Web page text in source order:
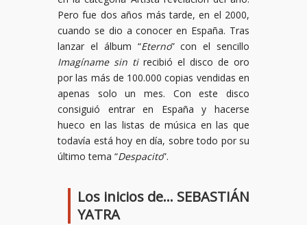
Pero fue dos años más tarde, en el 2000,
cuando se dio a conocer en España. Tras
lanzar el álbum “Eterno” con el sencillo
Imagíname sin tirecibió el disco de oro
por las más de 100.000 copias vendidas en
apenas solo un mes. Con este disco
consiguió entrar en España y hacerse
hueco en las listas de música en las que
todavía está hoy en día, sobre todo por su
último tema “Despacito”.
Los inicios de… SEBASTIÁN
YATRA